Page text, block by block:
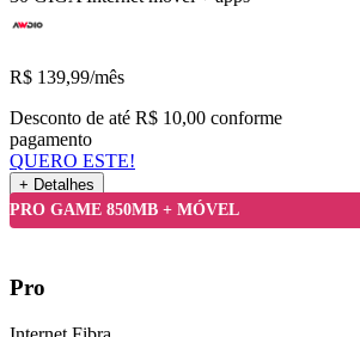
R$ 139,99/mês
Desconto de até R$ 10,00 conforme
pagamento
QUERO ESTE!
+ Detalhes
PRO GAME 850MB + MÓVEL
Pro
Detalhes do Plano